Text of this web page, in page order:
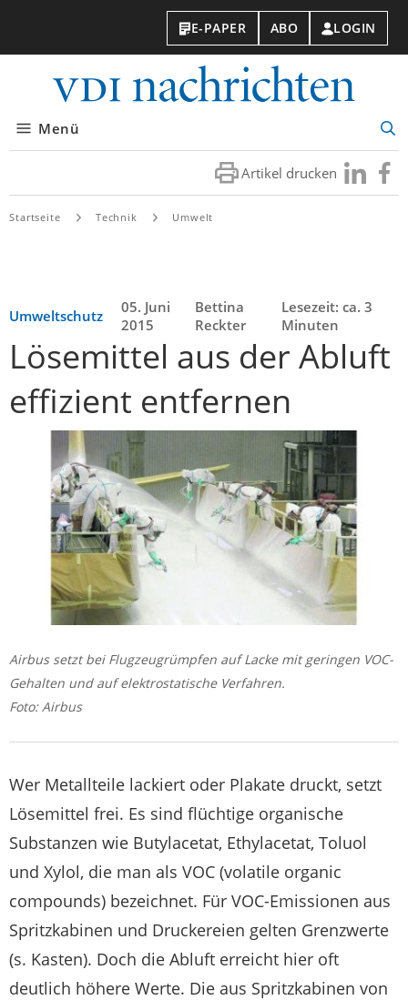
E-PAPER ABO LOGIN
Menü
Artikel drucken Besuchen
Sie
Sie
Startseite Technik Umwelt
Umweltschutz
05. Juni
2015
Bettina
Reckter
Lesezeit: ca. 3
Minuten
Lösemittel aus der Abluft
effizient entfernen
Airbus setzt bei Flugzeugrümpfen auf Lacke mit geringen VOC-
Gehalten und auf elektrostatische Verfahren.
Foto: Airbus
Wer Metallteile lackiert oder Plakate druckt, setzt
Lösemittel frei. Es sind flüchtige organische
Substanzen wie Butylacetat, Ethylacetat, Toluol
und Xylol, die man als VOC (volatile organic
compounds) bezeichnet. Für VOC-Emissionen aus
Spritzkabinen und Druckereien gelten Grenzwerte
(s. Kasten). Doch die Abluft erreicht hier oft
deutlich höhere Werte. Die aus Spritzkabinen von